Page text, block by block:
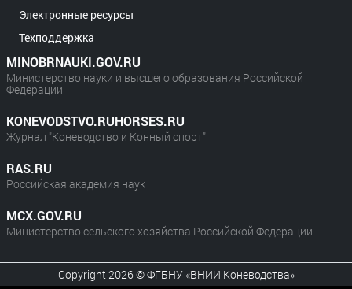
Электронные ресурсы
Техподдержка
MINOBRNAUKI.GOV.RU
Министерство науки и высшего образования Российской
Федерации
KONEVODSTVO.RUHORSES.RU
Журнал "Коневодство и Конный спорт"
RAS.RU
Российская академия наук
MCX.GOV.RU
Министерство сельского хозяйства Российской Федерации
Copyright 2026 © ФГБНУ «ВНИИ Коневодства»